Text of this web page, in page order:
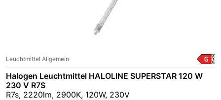
Leuchtmittel Allgemein
Halogen Leuchtmittel HALOLINE SUPERSTAR 120 W
230 V R7S
R7s, 2220lm, 2900K, 120W, 230V